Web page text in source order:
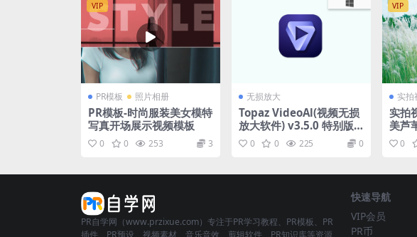
VIP
PR模板 照片相册
PR模板-时尚服装美女模特
写真开场展示视频模板
0 0 253 3
无损放大
Topaz VideoAl(视频无损
放大软件) v3.5.0 特别版
+便携版
0 0 225 0
VIP
实拍
实拍
美芦
视频
0
PR自学网（www.przixue.com）专注于PR学习教程、PR模板、PR
快速导航
VIP会员
PR币